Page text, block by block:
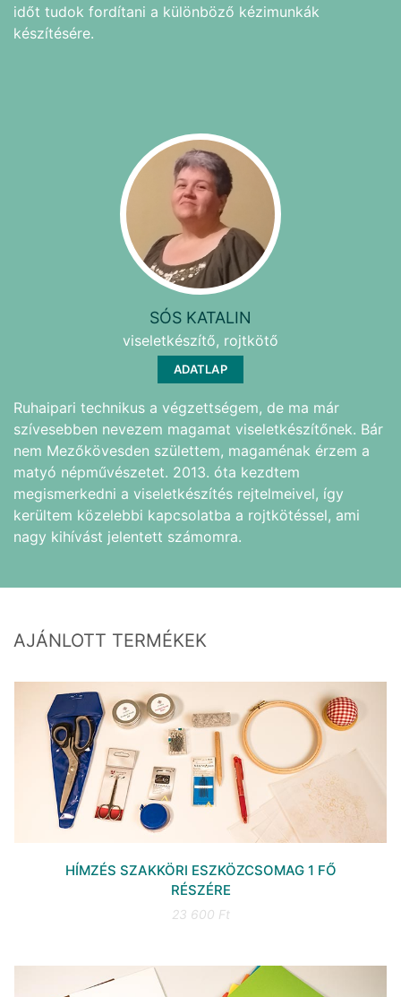
időt tudok fordítani a különböző kézimunkák
készítésére.
SÓS KATALIN
viseletkészítő, rojtkötő
ADATLAP
Ruhaipari technikus a végzettségem, de ma már
szívesebben nevezem magamat viseletkészítőnek. Bár
nem Mezőkövesden születtem, magaménak érzem a
matyó népművészetet. 2013. óta kezdtem
megismerkedni a viseletkészítés rejtelmeivel, így
kerültem közelebbi kapcsolatba a rojtkötéssel, ami
nagy kihívást jelentett számomra.
AJÁNLOTT TERMÉKEK
HÍMZÉS SZAKKÖRI ESZKÖZCSOMAG 1 FŐ
RÉSZÉRE
23 600 Ft